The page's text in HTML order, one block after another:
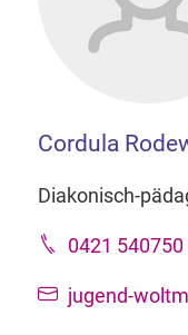
Cordula
Diakonisch-
0421 540750
jugend-